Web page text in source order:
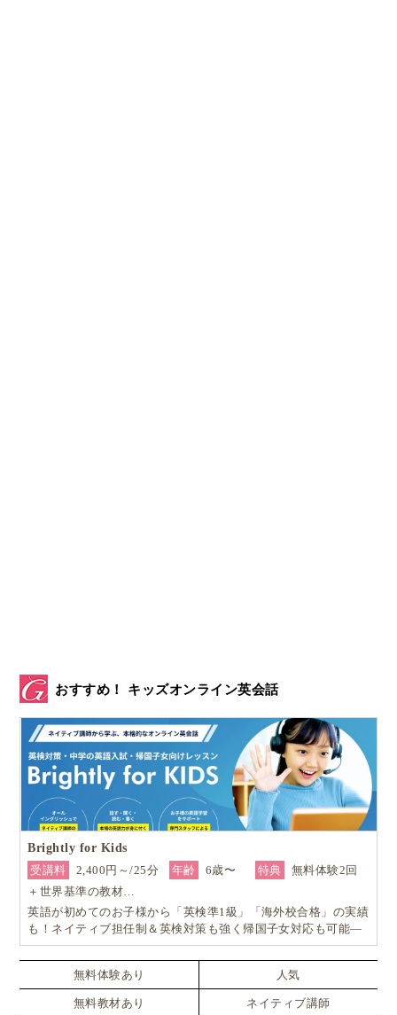
おすすめ！ キッズオンライン英会話
Brightly for Kids
受講料
2,400円～/25分 年齢 6歳〜 特典
無料体験2回
＋世界基準の教材…
英語が初めてのお子様から「英検準1級」「海外校合格」の実績
も！ネイティブ担任制＆英検対策も強く帰国子女対応も可能―
小学生からの4技能本格英会話『Brightly for Kids｜ブライトリ
ー』
無料体験あり
人気
無料教材あり ネイティブ講師